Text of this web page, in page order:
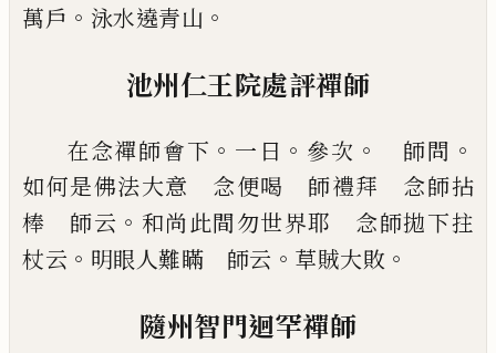
萬戶 。 泳水遶青山 。
池州仁王院處評禪師
在念禪師會下 。 一日 。 參次 。 師問 。
如何是佛法大意 念便喝 師禮拜 念師拈
棒 師云 。 和尚此間勿世界耶 念師拋下拄
杖云 。 明眼人難瞞 師云 。 草賊大敗 。
隨州智門迴罕禪師